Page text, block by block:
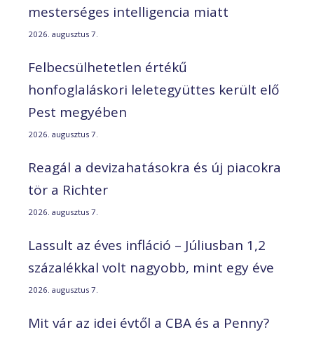
mesterséges intelligencia miatt
2026. augusztus 7.
Felbecsülhetetlen értékű
honfoglaláskori leletegyüttes került elő
Pest megyében
2026. augusztus 7.
Reagál a devizahatásokra és új piacokra
tör a Richter
2026. augusztus 7.
Lassult az éves infláció – Júliusban 1,2
százalékkal volt nagyobb, mint egy éve
2026. augusztus 7.
Mit vár az idei évtől a CBA és a Penny?